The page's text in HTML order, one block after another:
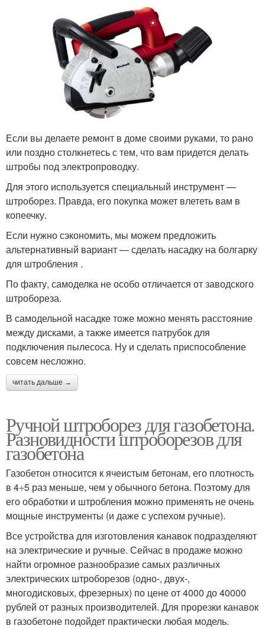
Если вы делаете ремонт в доме своими руками, то рано
или поздно столкнетесь с тем, что вам придется делать
штробы под электропроводку.
Для этого используется специальный инструмент —
штроборез. Правда, его покупка может влететь вам в
копеечку.
Если нужно сэкономить, мы можем предложить
альтернативный вариант — сделать насадку на болгарку
для штробления .
По факту, самоделка не особо отличается от заводского
штробореза.
В самодельной насадке тоже можно менять расстояние
между дисками, а также имеется патрубок для
подключения пылесоса. Ну и сделать приспособление
совсем несложно.
читать дальше →
Ручной штроборез для газобетона.
Разновидности штроборезов для
газобетона
Газобетон относится к ячеистым бетонам, его плотность
в 4÷5 раз меньше, чем у обычного бетона. Поэтому для
его обработки и штробления можно применять не очень
мощные инструменты (и даже с успехом ручные).
Все устройства для изготовления канавок подразделяют
на электрические и ручные. Сейчас в продаже можно
найти огромное разнообразие самых различных
электрических штроборезов (одно-, двух-,
многодисковых, фрезерных) по цене от 4000 до 40000
рублей от разных производителей. Для прорезки канавок
в газобетоне подойдет практически любая модель.